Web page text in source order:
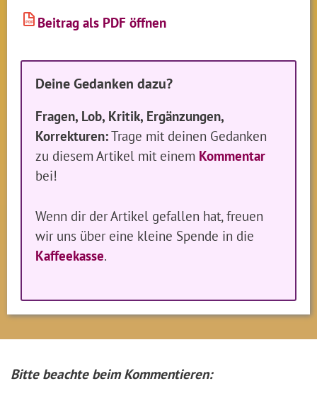
PDF Beitrag als PDF öffnen
Deine Gedanken dazu?
Fragen, Lob, Kritik, Ergänzungen,
Korrekturen:Trage mit deinen Gedanken
zu diesem Artikel mit einem Kommentar
bei!
Wenn dir der Artikel gefallen hat, freuen
wir uns über eine kleine Spende in die
Kaffeekasse.
Bitte beachte beim Kommentieren: